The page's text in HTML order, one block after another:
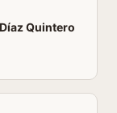
Quintero